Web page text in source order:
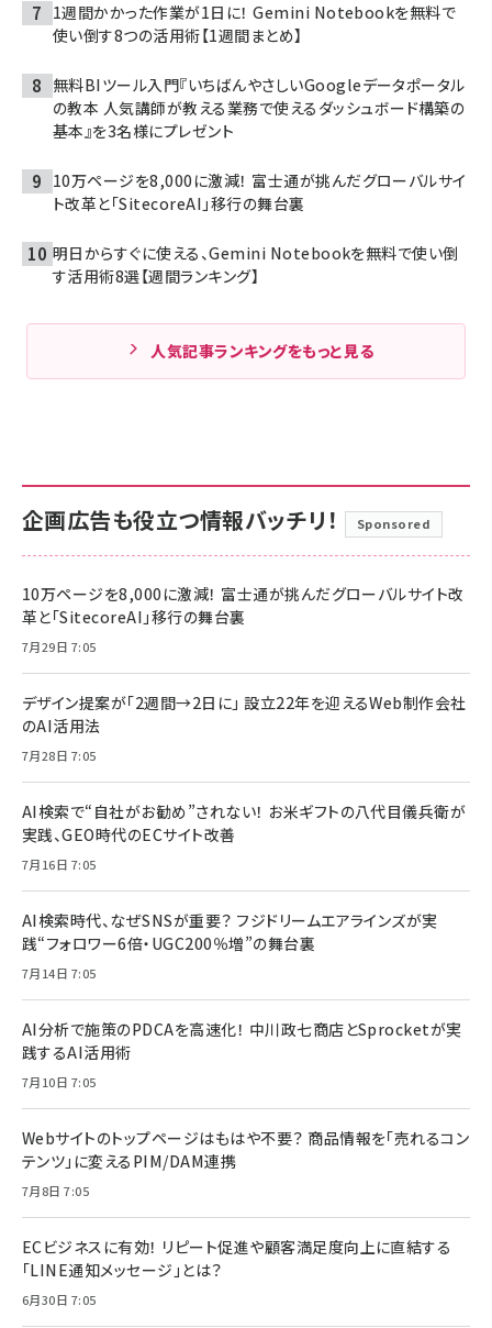
1週間かかった作業が1日に！ Gemini Notebookを無料で
使い倒す8つの活用術【1週間まとめ】
無料BIツール入門『いちばんやさしいGoogleデータポータル
の教本 人気講師が教える業務で使えるダッシュボード構築の
基本』を3名様にプレゼント
10万ページを8,000に激減！ 富士通が挑んだグローバルサイ
ト改革と「SitecoreAI」移行の舞台裏
明日からすぐに使える、Gemini Notebookを無料で使い倒
す活用術8選【週間ランキング】
人気記事ランキングをもっと見る
企画広告も役立つ情報バッチリ！ Sponsored
10万ページを8,000に激減！ 富士通が挑んだグローバルサイト改
革と「SitecoreAI」移行の舞台裏
7月29日 7:05
デザイン提案が「2週間→2日に」 設立22年を迎えるWeb制作会社
のAI活用法
7月28日 7:05
AI検索で“自社がお勧め”されない！ お米ギフトの八代目儀兵衛が
実践、GEO時代のECサイト改善
7月16日 7:05
AI検索時代、なぜSNSが重要？ フジドリームエアラインズが実
践“フォロワー6倍・UGC200％増”の舞台裏
7月14日 7:05
AI分析で施策のPDCAを高速化！ 中川政七商店とSprocketが実
践するAI活用術
7月10日 7:05
Webサイトのトップページはもはや不要？ 商品情報を「売れるコン
テンツ」に変えるPIM/DAM連携
7月8日 7:05
ECビジネスに有効！ リピート促進や顧客満足度向上に直結する
「LINE通知メッセージ」とは？
6月30日 7:05